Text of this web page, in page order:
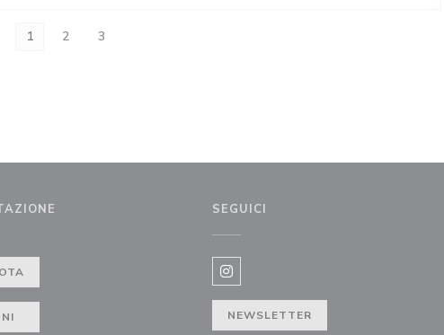
1 2 3
SEGUICI
Instagram ((apre una nuova finestra))
NEWSLETTER